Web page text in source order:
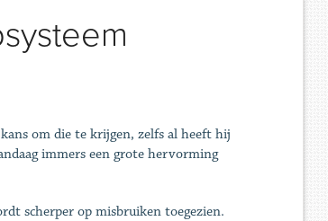
om die te krijgen, zelfs al heeft hij
immers een grote hervorming
scherper op misbruiken toegezien.